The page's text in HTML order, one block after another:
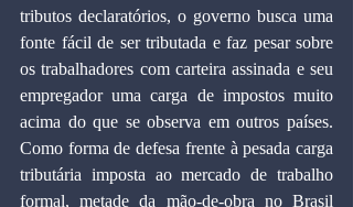
tributos declaratórios, o governo busca uma
fonte fácil de ser tributada e faz pesar sobre
os trabalhadores com carteira assinada e seu
empregador uma carga de impostos muito
acima do que se observa em outros países.
Como forma de defesa frente à pesada carga
tributária imposta ao mercado de trabalho
formal, metade da mão-de-obra no Brasil